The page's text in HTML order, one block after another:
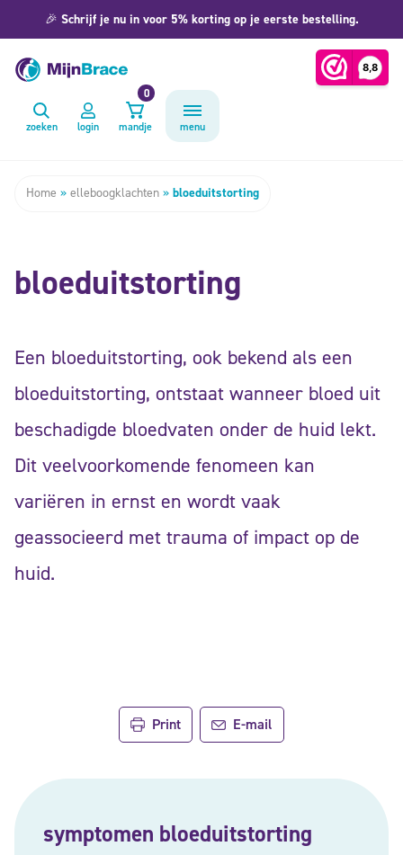
🎉 Schrijf je nu in voor 5% korting op je eerste bestelling.
zoeken login mandje
0
menu
Home » elleboogklachten » bloeduitstorting
bloeduitstorting
Een bloeduitstorting, ook bekend als een
bloeduitstorting, ontstaat wanneer bloed uit
beschadigde bloedvaten onder de huid lekt.
Dit veelvoorkomende fenomeen kan
variëren in ernst en wordt vaak
geassocieerd met trauma of impact op de
huid.
Print E-mail
symptomen bloeduitstorting